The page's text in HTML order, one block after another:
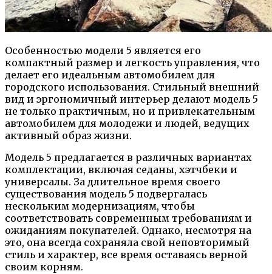
Особенностью модели 5 является его
компактный размер и легкость управления, что
делает его идеальным автомобилем для
городского использования. Стильный внешний
вид и эргономичный интерьер делают модель 5
не только практичным, но и привлекательным
автомобилем для молодежи и людей, ведущих
активный образ жизни.
Модель 5 предлагается в различных вариантах
комплектации, включая седаны, хэтчбеки и
универсалы. За длительное время своего
существования модель 5 подвергалась
нескольким модернизациям, чтобы
соответствовать современным требованиям и
ожиданиям покупателей. Однако, несмотря на
это, она всегда сохраняла свой неповторимый
стиль и характер, все время оставаясь верной
своим корням.